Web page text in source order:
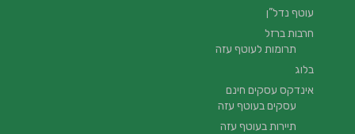
עוטף נדל”ן
חרבות ברזל
תרומות לעוטף עזה
בלוג
אינדקס עסקים חינם
עסקים בעוטף עזה
תיירות בעוטף עזה